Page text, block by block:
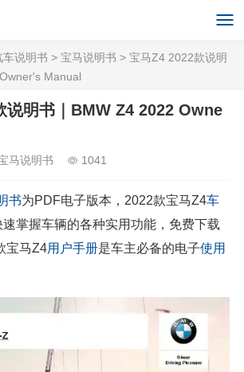
车说明书 > 宝马说明书 > 宝马Z4 2022款说明
Manual
说明书｜BMW Z4 2022 Owne
马说明书 1041
书为PDF电子版本，2022款宝马Z4车
掌握车辆的各种实用功能，免费下载
宝马Z4用户手册是车主必备的电子使用